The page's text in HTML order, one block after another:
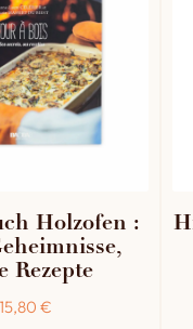
Holzofen :
Rezepte
15,80 €